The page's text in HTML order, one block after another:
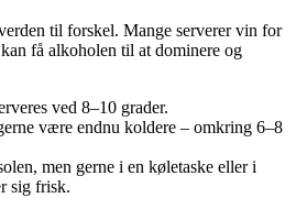
til forskel. Mange serverer vin for
få alkoholen til at dominere og
ved 8–10 grader.
være endnu koldere – omkring 6–8
men gerne i en køletaske eller i
sig frisk.